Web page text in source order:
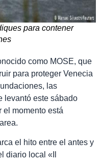
para contener
como MOSE, que
para proteger Venecia
las
levantó este sábado
el momento está
el hito entre el antes y
diario local «Il